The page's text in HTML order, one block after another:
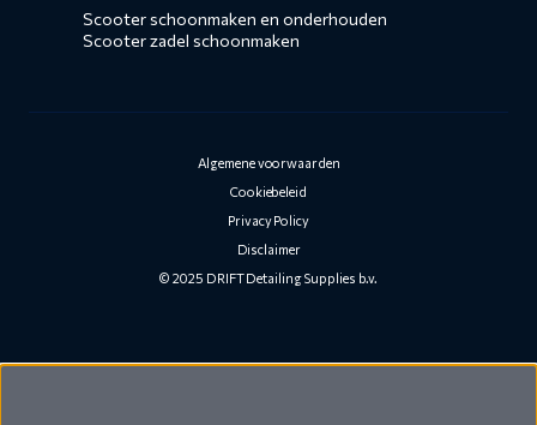
Scooter schoonmaken en onderhouden
Scooter zadel schoonmaken
Algemene voorwaarden
Cookiebeleid
Privacy Policy
Disclaimer
© 2025 DRIFT Detailing Supplies b.v.